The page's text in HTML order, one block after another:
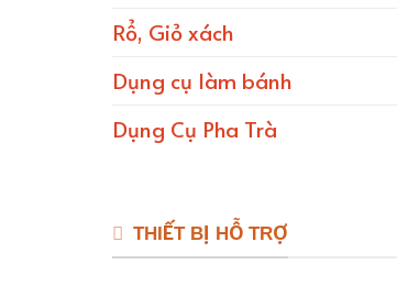
Rổ, Giỏ xách
Dụng cụ làm bánh
Dụng Cụ Pha Trà
THIẾT BỊ HỖ TRỢ